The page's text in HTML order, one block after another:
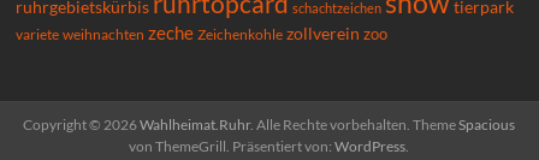
ruhrgebietskürbis schachtzeichen tierpark
variete weihnachten zeche Zeichenkohle zollverein zoo
Copyright © 2026Wahlheimat.Ruhr. Alle Rechte vorbehalten. ThemeSpacious
von ThemeGrill. Präsentiert von:WordPress.